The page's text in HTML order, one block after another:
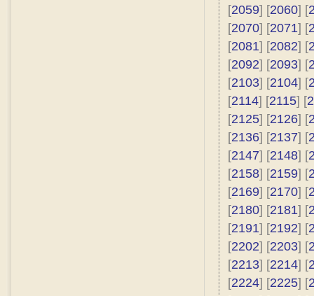
[2059] [2060] [
[2070] [2071] [
[2081] [2082] [
[2092] [2093] [
[2103] [2104] [
[2114] [2115] [
[2125] [2126] [
[2136] [2137] [
[2147] [2148] [
[2158] [2159] [
[2169] [2170] [
[2180] [2181] [
[2191] [2192] [
[2202] [2203] [
[2213] [2214] [
[2224] [2225] [